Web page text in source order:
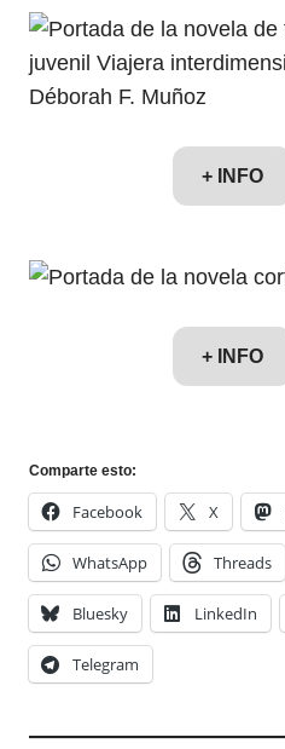
+ INFO
+ INFO
Comparte esto:
Facebook X
WhatsApp Threads
Bluesky LinkedIn
Telegram